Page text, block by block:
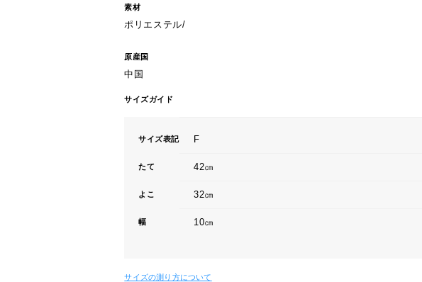
素材
ポリエステル/
原産国
中国
サイズガイド
サイズ表記 F
たて 42㎝
よこ 32㎝
幅 10㎝
サイズの測り方について